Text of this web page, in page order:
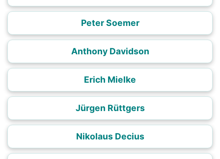
Peter Soemer
Anthony Davidson
Erich Mielke
Jürgen Rüttgers
Nikolaus Decius